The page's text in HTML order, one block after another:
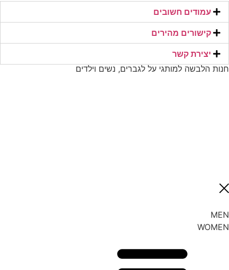
עמודים חשובים
קישורים מהירים​
יצירת קשר​
חנות הלבשה למותגי על לגברים, נשים וילדים
MEN
WOMEN